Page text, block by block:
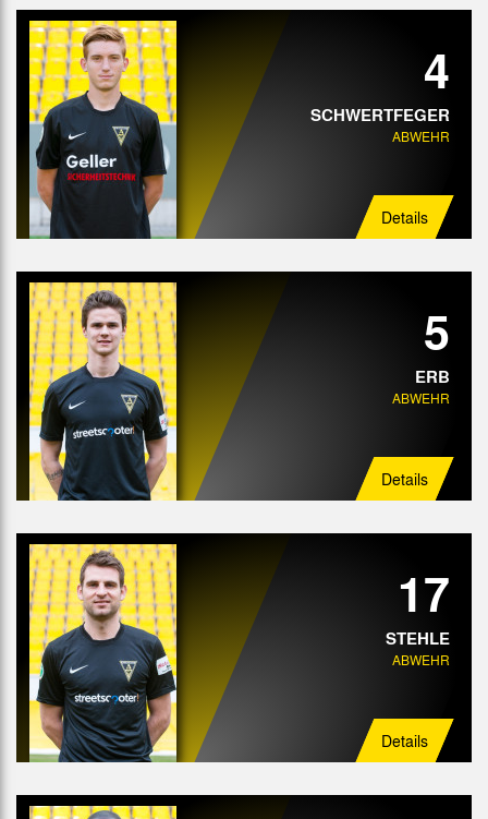
4
SCHWERTFEGER
ABWEHR
Details
5
ERB
ABWEHR
Details
17
STEHLE
ABWEHR
Details